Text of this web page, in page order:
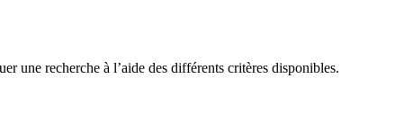
une recherche à l’aide des différents critères disponibles.